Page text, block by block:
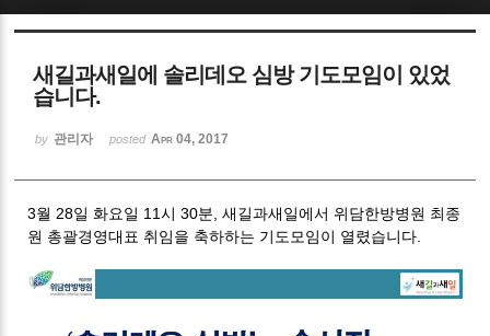
새길과새일에 솔리데오 심방 기도모임이 있었
습니다.
by 관리자 posted Apr 04, 2017
3월 28일 화요일 11시 30분, 새길과새일에서 위담한방병원 최종
원 총괄경영대표 취임을 축하하는 기도모임이 열렸습니다.
Sketchbook5, 스케치북5
Sketchbook5, 스케치북5